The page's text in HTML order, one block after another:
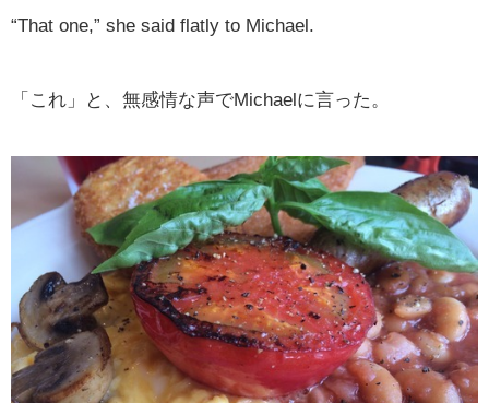
“That one,” she said flatly to Michael.
「これ」と、無感情な声でMichaelに言った。